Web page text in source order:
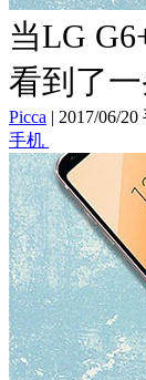
当LG
看到了
Picca | 2017/06/20
手机